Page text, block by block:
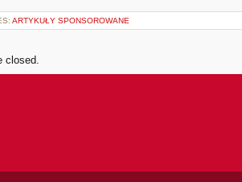
ARTYKUŁY SPONSOROWANE
closed.